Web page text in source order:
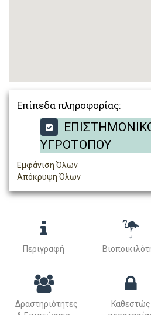
Επίπεδα πληροφορίας:
ΥΓΡΟΤΟΠΟΥ
Εμφάνιση Όλων
Απόκρυψη Όλων
Περιγραφή
Δραστηριότητες
Καθεστώς